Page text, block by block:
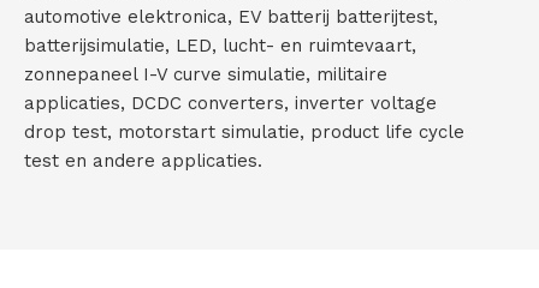
automotive elektronica, EV batterij batterijtest,
batterijsimulatie, LED, lucht- en ruimtevaart,
zonnepaneel I-V curve simulatie, militaire
applicaties, DCDC converters, inverter voltage
drop test, motorstart simulatie, product life cycle
test en andere applicaties.